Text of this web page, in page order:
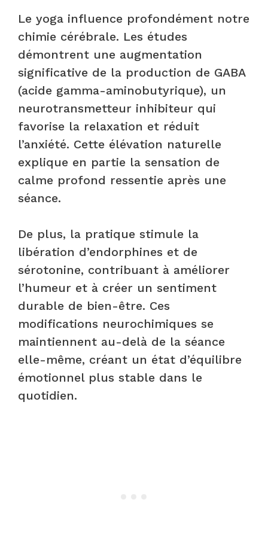
Le yoga influence profondément notre
chimie cérébrale. Les études
démontrent une augmentation
significative de la production de GABA
(acide gamma-aminobutyrique), un
neurotransmetteur inhibiteur qui
favorise la relaxation et réduit
l’anxiété. Cette élévation naturelle
explique en partie la sensation de
calme profond ressentie après une
séance.
De plus, la pratique stimule la
libération d’endorphines et de
sérotonine, contribuant à améliorer
l’humeur et à créer un sentiment
durable de bien-être. Ces
modifications neurochimiques se
maintiennent au-delà de la séance
elle-même, créant un état d’équilibre
émotionnel plus stable dans le
quotidien.